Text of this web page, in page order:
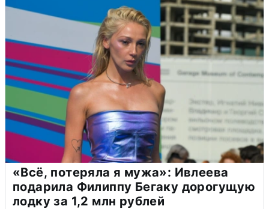
«Всё, потеряла я мужа»: Ивлеева
подарила Филиппу Бегаку дорогущую
лодку за 1,2 млн рублей